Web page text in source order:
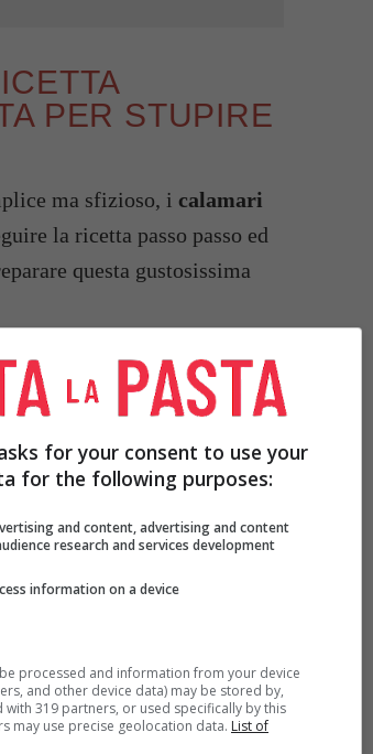
PER STUPIRE
ma sfizioso, i calamari
la ricetta passo passo ed
questa gustosissima
for your consent to use your
for the following purposes:
and content, advertising and content
research and services development
information on a device
processed and information from your device
and other device data) may be stored by,
with 319 partners, or used specifically by this
may use precise geolocation data. List of